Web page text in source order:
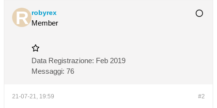
robyrex
Member
Data Registrazione: Feb 2019
Messaggi: 76
#2
21-07-21, 19:59